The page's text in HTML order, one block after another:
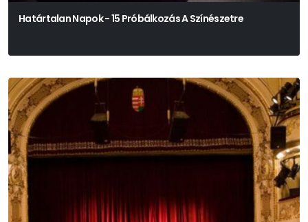
Határtalan Napok - 15 Próbálkozás A Színészetre